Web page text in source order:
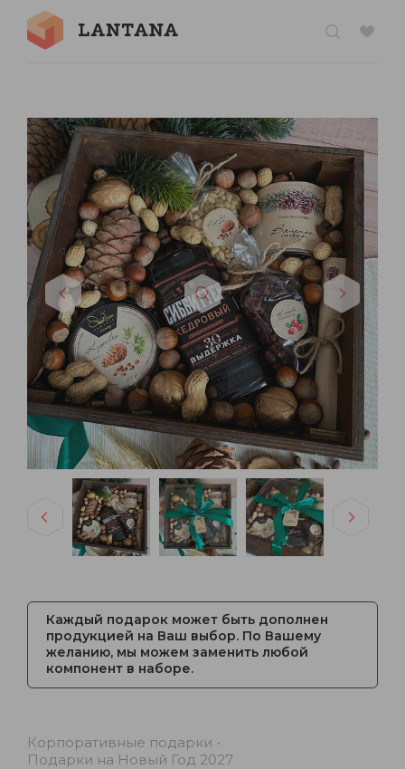
Каждый подарок может быть дополнен
продукцией на Ваш выбор. По Вашему
желанию, мы можем заменить любой
компонент в наборе.
Корпоративные подарки
Подарки на Новый Год 2027